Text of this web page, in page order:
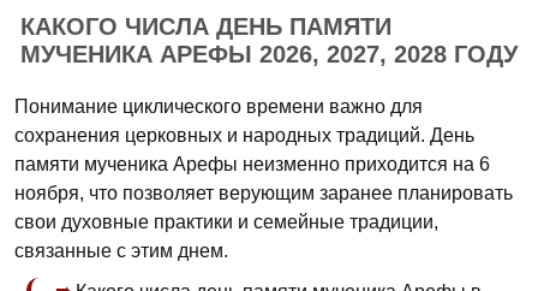
КАКОГО ЧИСЛА ДЕНЬ ПАМЯТИ
МУЧЕНИКА АРЕФЫ 2026, 2027, 2028 ГОДУ
Понимание циклического времени важно для
сохранения церковных и народных традиций. День
памяти мученика Арефы неизменно приходится на 6
ноября, что позволяет верующим заранее планировать
свои духовные практики и семейные традиции,
связанные с этим днем.